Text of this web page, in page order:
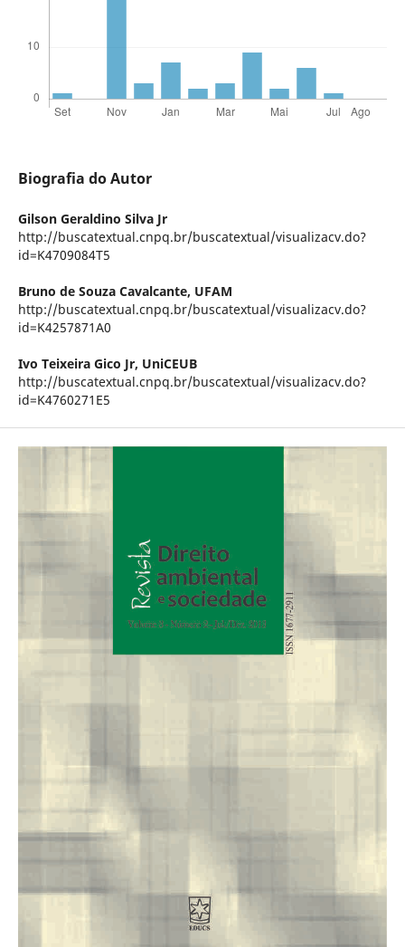
Biografia do Autor
Gilson Geraldino Silva Jr
http://buscatextual.cnpq.br/buscatextual/visualizacv.do?
id=K4709084T5
Bruno de Souza Cavalcante, UFAM
http://buscatextual.cnpq.br/buscatextual/visualizacv.do?
id=K4257871A0
Ivo Teixeira Gico Jr, UniCEUB
http://buscatextual.cnpq.br/buscatextual/visualizacv.do?
id=K4760271E5